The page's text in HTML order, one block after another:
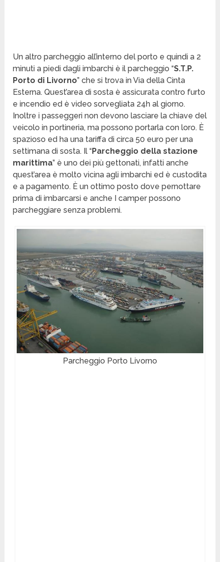
Un altro parcheggio all’interno del porto e quindi a 2
minuti a piedi dagli imbarchi è il parcheggio “S.T.P.
Porto di Livorno” che si trova in Via della Cinta
Esterna. Quest’area di sosta è assicurata contro furto
e incendio ed è video sorvegliata 24h al giorno.
Inoltre i passeggeri non devono lasciare la chiave del
veicolo in portineria, ma possono portarla con loro. È
spazioso ed ha una tariffa di circa 50 euro per una
settimana di sosta. Il “Parcheggio della stazione
marittima” è uno dei più gettonati, infatti anche
quest’area è molto vicina agli imbarchi ed è custodita
e a pagamento. È un ottimo posto dove pernottare
prima di imbarcarsi e anche I camper possono
parcheggiare senza problemi.
Parcheggio Porto Livorno